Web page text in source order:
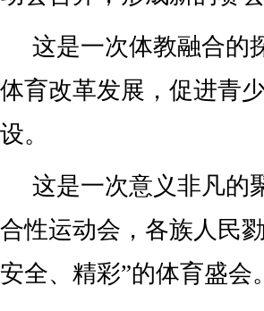
这是一次体教融合的
体育改革发展，促进青
设。
这是一次意义非凡的
合性运动会，各族人民
安全、精彩”的体育盛会。